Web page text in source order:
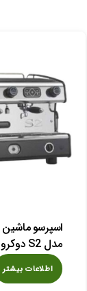
مدل S2 دوکروپ نیمه اتوماتیک
اطلاعات بیشتر